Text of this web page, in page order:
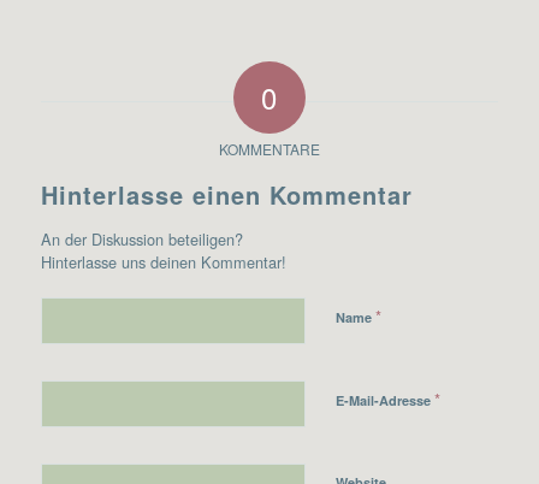
0
KOMMENTARE
Hinterlasse einen Kommentar
An der Diskussion beteiligen?
Hinterlasse uns deinen Kommentar!
Name *
E-Mail-Adresse *